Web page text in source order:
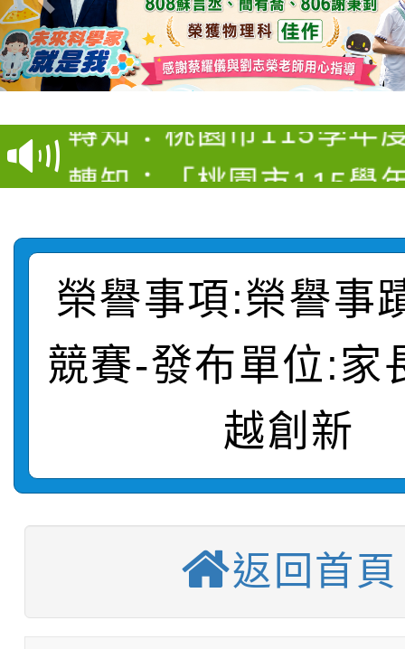
【甄選結果(第4招)】
學年度第1學期第9次代
結果(第4招)
【甄選結果(第12招)】
學年度第1學期第7次代
結果(第12招)
轉知：桃園市115學年
賽及師生本土語及新住
賽實施要點
轉知：「桃園市115學
動辦法」
轉知臺中市政府政風處
城市手牽手，綠能透明
畫影片一案
轉知：「115學年度全
劇比賽實施要點」及修
轉知：桃園市115年度
敬師藝文競賽』實施計
【甄選結果(第11招)】
學年度第1學期第7次代
結果(第11招)
【甄選結果(第3招)】
學年度第1學期第9次代
結果(第3招)
【甄選結果(第4招)】
學年度第1學期第9次
結果(第4招)
【甄選結果(第12招)】
學年度第1學期第7次代
轉知：桃園市115學年
榮譽事項:榮譽事
競賽-發布單位:家
越創新
返回首頁